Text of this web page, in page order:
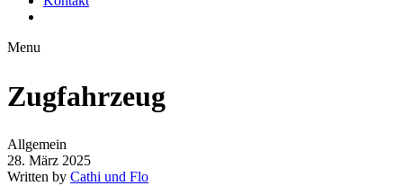
Menu
Zugfahrzeug
Allgemein
28. März 2025
Written by Cathi und Flo